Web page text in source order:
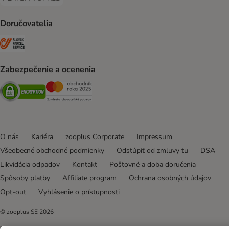
PLATBA VOPRED Payment Method
Doručovatelia
Zabezpečenie a ocenenia
Security Security
O nás Kariéra zooplus Corporate
Impressum
Všeobecné obchodné podmienky
Odstúpiť od zmluvy tu
DSA
Likvidácia odpadov
Kontakt
Poštovné a doba doručenia
Spôsoby platby
Affiliate program
Ochrana osobných údajov
Opt-out
Vyhlásenie o prístupnosti
© zooplus SE 2026